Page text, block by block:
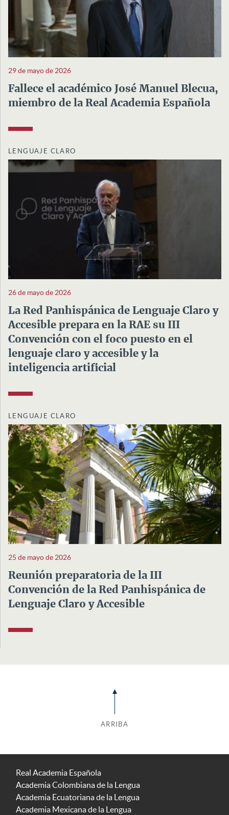
29 de mayo de 2026
Fallece el académico José Manuel Blecua,
miembro de la Real Academia Española
LENGUAJE CLARO
26 de mayo de 2026
La Red Panhispánica de Lenguaje Claro y
Accesible prepara en la RAE su III
Convención con el foco puesto en el
lenguaje claro y accesible y la
inteligencia artificial
LENGUAJE CLARO
25 de mayo de 2026
Reunión preparatoria de la III
Convención de la Red Panhispánica de
Lenguaje Claro y Accesible
ARRIBA
Real Academia Española
Academia Colombiana de la Lengua
Academia Ecuatoriana de la Lengua
Academia Mexicana de la Lengua